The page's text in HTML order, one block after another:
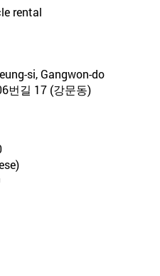
rental
si, Gangwon-do
번길 17 (강문동)